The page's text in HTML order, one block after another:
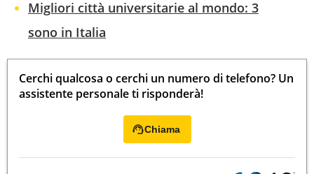
Migliori città universitarie al mondo: 3
sono in Italia
Cerchi qualcosa o cerchi un numero di telefono? Un
assistente personale ti risponderà!
Chiama